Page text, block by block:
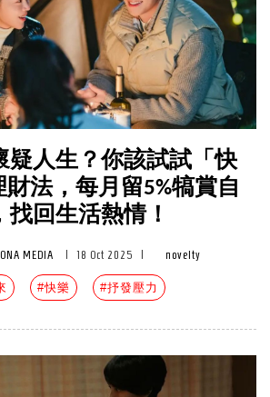
疑人生？你該試試「快
法，每月留5%犒賞自
找回生活熱情！
MEDIA 18 Oct 2025 novelty
#快樂 #抒發壓力